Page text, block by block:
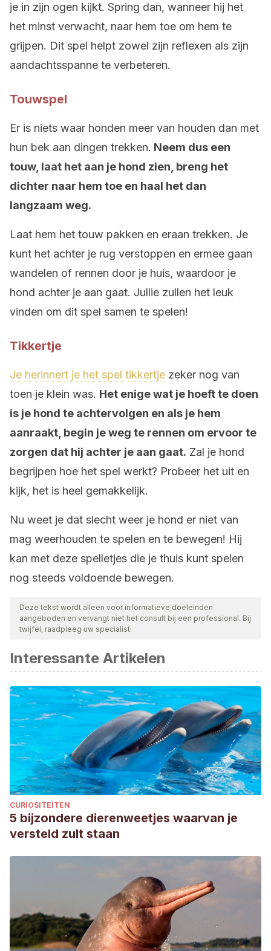
je in zijn ogen kijkt. Spring dan, wanneer hij het
het minst verwacht, naar hem toe om hem te
grijpen. Dit spel helpt zowel zijn reflexen als zijn
aandachtsspanne te verbeteren.
Touwspel
Er is niets waar honden meer van houden dan met
hun bek aan dingen trekken. Neem dus een
touw, laat het aan je hond zien, breng het
dichter naar hem toe en haal het dan
langzaam weg.
Laat hem het touw pakken en eraan trekken. Je
kunt het achter je rug verstoppen en ermee gaan
wandelen of rennen door je huis, waardoor je
hond achter je aan gaat. Jullie zullen het leuk
vinden om dit spel samen te spelen!
Tikkertje
Je herinnert je het spel tikkertje zeker nog van
toen je klein was. Het enige wat je hoeft te doen
is je hond te achtervolgen en als je hem
aanraakt, begin je weg te rennen om ervoor te
zorgen dat hij achter je aan gaat. Zal je hond
begrijpen hoe het spel werkt? Probeer het uit en
kijk, het is heel gemakkelijk.
Nu weet je dat slecht weer je hond er niet van
mag weerhouden te spelen en te bewegen! Hij
kan met deze spelletjes die je thuis kunt spelen
nog steeds voldoende bewegen.
Deze tekst wordt alleen voor informatieve doeleinden
aangeboden en vervangt niet het consult bij een professional. Bij
twijfel, raadpleeg uw specialist.
Interessante Artikelen
CURIOSITEITEN
5 bijzondere dierenweetjes waarvan je
versteld zult staan